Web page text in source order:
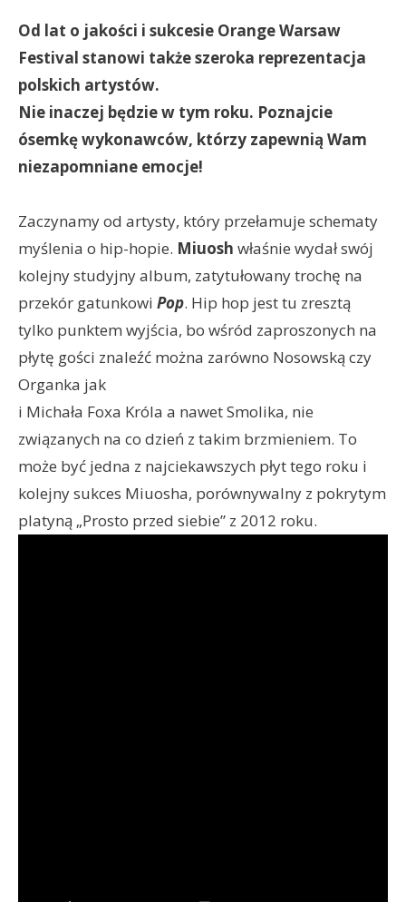
Od lat o jakości i sukcesie Orange Warsaw
Festival stanowi także szeroka reprezentacja
polskich artystów.
Nie inaczej będzie w tym roku. Poznajcie
ósemkę wykonawców, którzy zapewnią Wam
niezapomniane emocje!
Zaczynamy od artysty, który przełamuje schematy
myślenia o hip-hopie. Miuosh właśnie wydał swój
kolejny studyjny album, zatytułowany trochę na
przekór gatunkowi Pop. Hip hop jest tu zresztą
tylko punktem wyjścia, bo wśród zaproszonych na
płytę gości znaleźć można zarówno Nosowską czy
Organka jak
i Michała Foxa Króla a nawet Smolika, nie
związanych na co dzień z takim brzmieniem. To
może być jedna z najciekawszych płyt tego roku i
kolejny sukces Miuosha, porównywalny z pokrytym
platyną „Prosto przed siebie” z 2012 roku.